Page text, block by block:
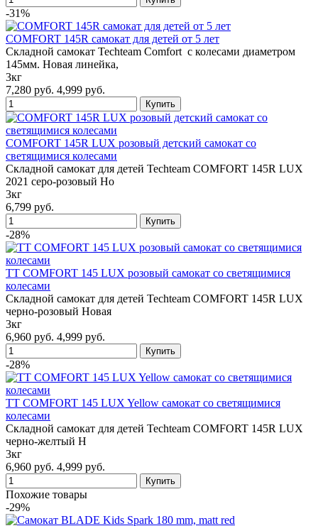
-31%
COMFORT 145R самокат для детей от 5 лет
Складной самокат Techteam Comfort с колесами диаметром
145мм. Новая линейка,
3кг
7,280 руб. 4,999 руб.
COMFORT 145R LUX розовый детский самокат со
светящимися колесами
Складной самокат для детей Techteam COMFORT 145R LUX
2021 серо-розовый Но
3кг
6,799 руб.
-28%
TT COMFORT 145 LUX розовый самокат со светящимися
колесами
Складной самокат для детей Techteam COMFORT 145R LUX
черно-розовый Новая
3кг
6,960 руб. 4,999 руб.
-28%
TT COMFORT 145 LUX Yellow самокат со светящимися
колесами
Складной самокат для детей Techteam COMFORT 145R LUX
черно-желтый Н
3кг
6,960 руб. 4,999 руб.
Похожие товары
-29%